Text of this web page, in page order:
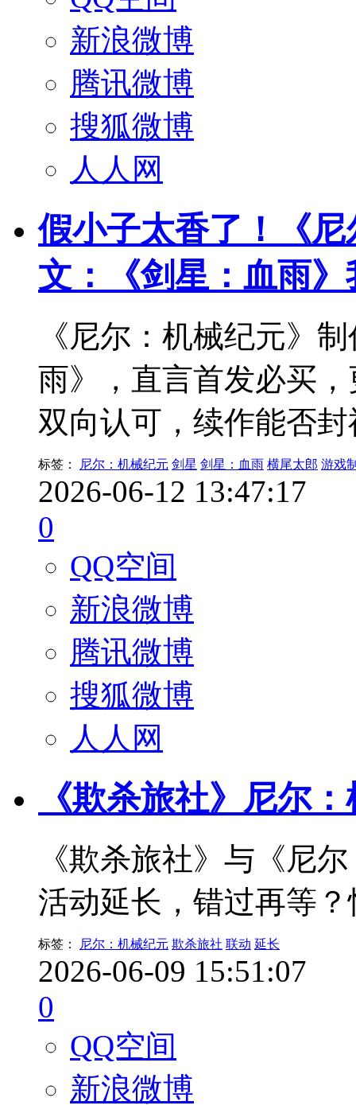
新浪微博
腾讯微博
搜狐微博
人人网
假小子太香了！《
文：《剑星：血雨
《尼尔：机械纪元》
雨》，直言首发必买
双向认可，续作能否
标签： 尼尔：机械纪元 剑星 剑星：血雨 横尾太郎 游戏
2026-06-12 13:47:17
0
QQ空间
新浪微博
腾讯微博
搜狐微博
人人网
《欺杀旅社》尼尔
《欺杀旅社》与《尼
活动延长，错过再等
标签： 尼尔：机械纪元 欺杀旅社 联动 延长
2026-06-09 15:51:07
0
QQ空间
新浪微博